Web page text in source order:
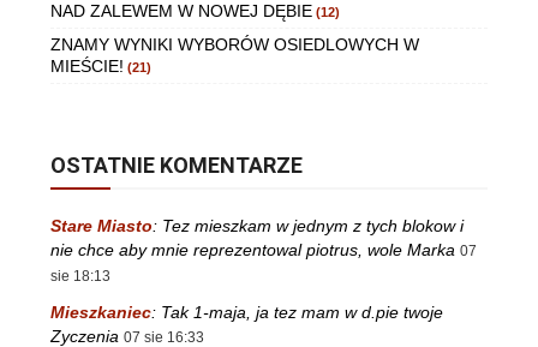
NAD ZALEWEM W NOWEJ DĘBIE (12)
ZNAMY WYNIKI WYBORÓW OSIEDLOWYCH W
MIEŚCIE! (21)
OSTATNIE KOMENTARZE
Stare Miasto: Tez mieszkam w jednym z tych blokow i
nie chce aby mnie reprezentowal piotrus, wole Marka 07
sie 18:13
Mieszkaniec: Tak 1-maja, ja tez mam w d.pie twoje
Zyczenia 07 sie 16:33